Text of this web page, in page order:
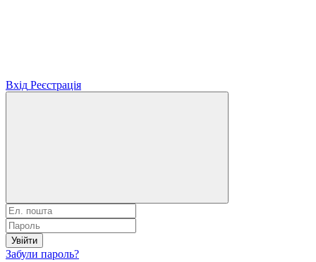
Вхід Реєстрація
Увійти
Забули пароль?